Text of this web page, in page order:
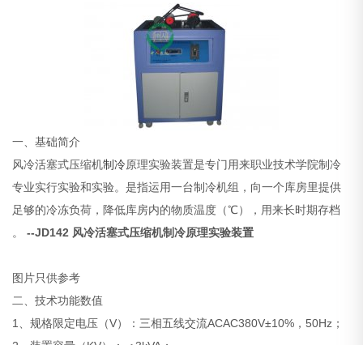
一、基础简介
风冷活塞式压缩机制冷原理实验装置是专门用来职业技术学院制冷
专业实行实验和实验。是指运用一台制冷机组，向一个库房里提供
足够的冷冻负荷，降低库房内的物质温度（℃），用来长时期存档
。
--JD142 风冷活塞式压缩机制冷原理实验装置
图片只供参考
二、技术功能数值
1、规格限定电压（V）：三相五线交流ACAC380V±10%，50Hz；